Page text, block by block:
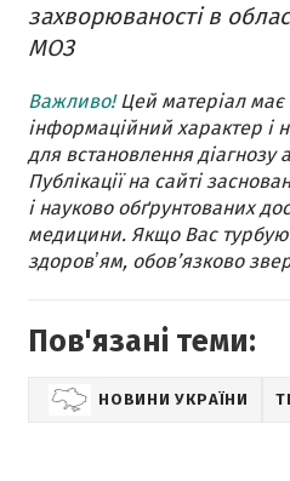
захворюваності в
МОЗ
Важливо!Цей матеріал має
інформаційний характер і
для встановлення діагнозу
Публікації на сайті
і науково обґрунтованих
медицини. Якщо Вас
здоровʼям, обов’язково
Пов'язані теми:
НОВИНИ УКРАЇНИ